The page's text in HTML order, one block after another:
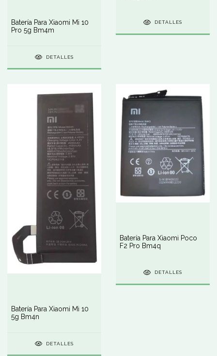
Batería Para Xiaomi Mi 10
Pro 5g Bm4m
DETALLES
DETALLES
Batería Para Xiaomi Mi 10
5g Bm4n
DETALLES
Batería Para Xiaomi Poco
F2 Pro Bm4q
DETALLES